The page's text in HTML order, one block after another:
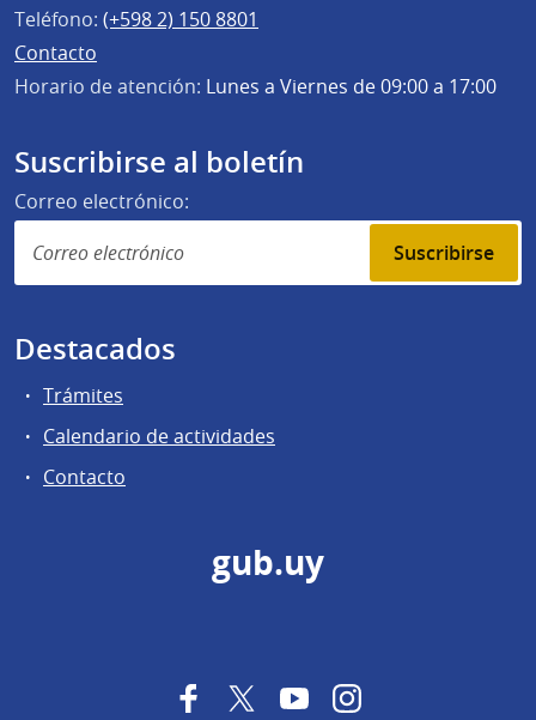
Teléfono: (+598 2) 150 8801
Contacto
Horario de atención: Lunes a Viernes de 09:00 a 17:00
Suscribirse al boletín
Correo electrónico:
Suscribirse
Destacados
Trámites
Calendario de actividades
Contacto
gub.uy
FacebookTwitterYouTubeInstagram